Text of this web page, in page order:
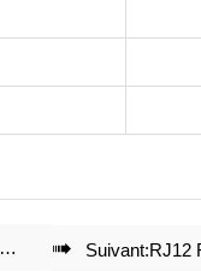
 Suivant:RJ12